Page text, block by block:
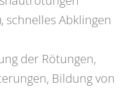
schnelles Abklingen
der Rötungen,
Bildung von